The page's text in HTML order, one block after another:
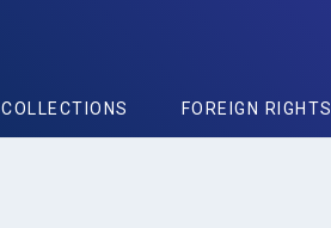
COLLECTIONS FOREIGN RIGHTS